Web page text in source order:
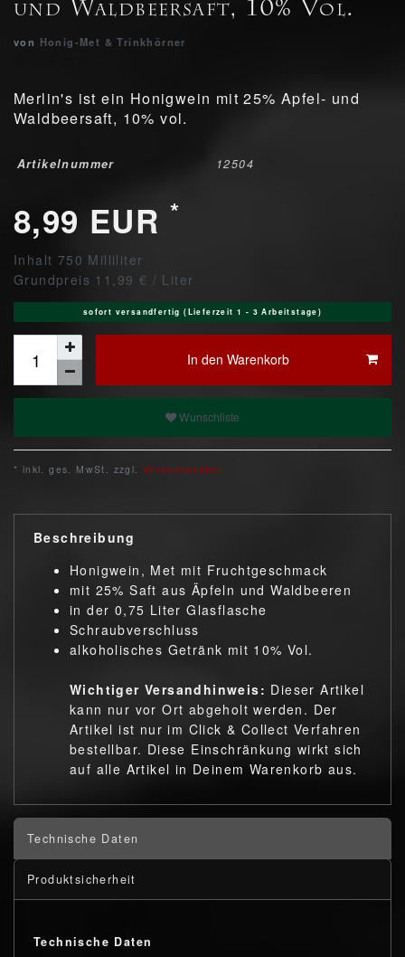
und Waldbeersaft, 10% Vol.
von Honig-Met & Trinkhörner
Merlin's ist ein Honigwein mit 25% Apfel- und
Waldbeersaft, 10% vol.
Artikelnummer 12504
8,99 EUR *
Inhalt 750 Milliliter
Grundpreis 11,99 € / Liter
sofort versandfertig (Lieferzeit 1 - 3 Arbeitstage)
In den Warenkorb
Wunschliste
* inkl. ges. MwSt. zzgl. Versandkosten
Beschreibung
Honigwein, Met mit Fruchtgeschmack
mit 25% Saft aus Äpfeln und Waldbeeren
in der 0,75 Liter Glasflasche
Schraubverschluss
alkoholisches Getränk mit 10% Vol.
Wichtiger Versandhinweis: Dieser Artikel
kann nur vor Ort abgeholt werden. Der
Artikel ist nur im Click & Collect Verfahren
bestellbar. Diese Einschränkung wirkt sich
auf alle Artikel in Deinem Warenkorb aus.
Technische Daten
Produktsicherheit
Technische Daten